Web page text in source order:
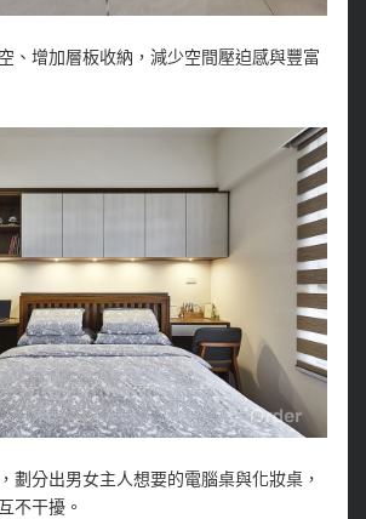
、增加層板收納，減少空間壓迫感與豐富
劃分出男女主人想要的電腦桌與化妝桌，
不干擾。